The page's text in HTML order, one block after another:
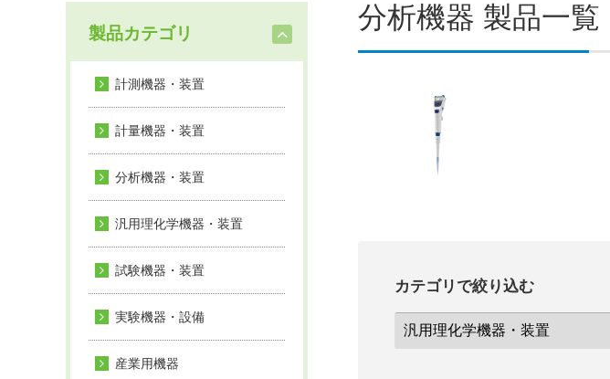
製品カテゴリ
計測機器・装置
計量機器・装置
分析機器・装置
汎用理化学機器・装置
試験機器・装置
実験機器・設備
産業用機器
分析機器 製品一覧
カテゴリで絞り込む